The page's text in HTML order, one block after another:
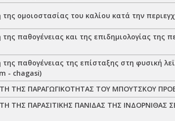
ομοιοστασίας του καλίου κατά την
παθογένειας και της επιδημιολογίας της
παθογένειας της επίσταξης στη φυσική
- chagasi)
ΤΗΣ ΠΑΡΑΓΩΓΙΚΟΤΗΤΑΣ ΤΟΥ ΜΠΟΥΤΣΚΟΥ
ΤΗΣ ΠΑΡΑΣΙΤΙΚΗΣ ΠΑΝΙΔΑΣ ΤΗΣ ΙΝΔΟΡΝΙΘΑΣ